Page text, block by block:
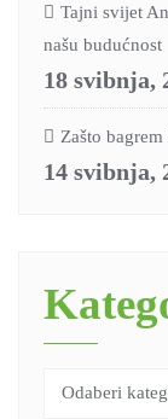
Tajni svijet
našu budućnost
18 svibnja,
Zašto
14 svibnja,